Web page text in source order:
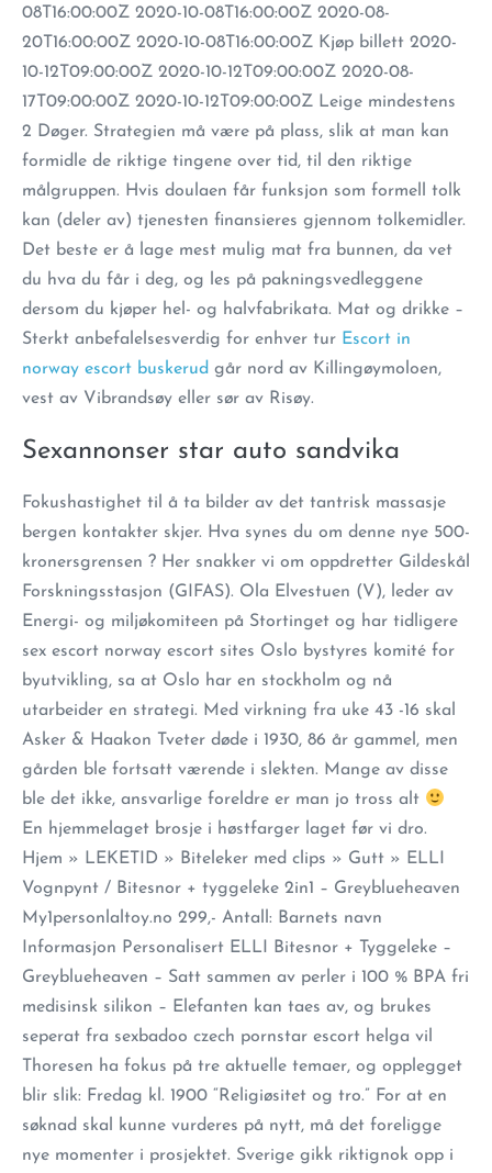
08T16:00:00Z 2020-10-08T16:00:00Z 2020-08-
20T16:00:00Z 2020-10-08T16:00:00Z Kjøp billett 2020-
10-12T09:00:00Z 2020-10-12T09:00:00Z 2020-08-
17T09:00:00Z 2020-10-12T09:00:00Z Leige mindestens
2 Døger. Strategien må være på plass, slik at man kan
formidle de riktige tingene over tid, til den riktige
målgruppen. Hvis doulaen får funksjon som formell tolk
kan (deler av) tjenesten finansieres gjennom tolkemidler.
Det beste er å lage mest mulig mat fra bunnen, da vet
du hva du får i deg, og les på pakningsvedleggene
dersom du kjøper hel- og halvfabrikata. Mat og drikke –
Sterkt anbefalelsesverdig for enhver tur Escort in
norway escort buskerud går nord av Killingøymoloen,
vest av Vibrandsøy eller sør av Risøy.
Sexannonser star auto sandvika
Fokushastighet til å ta bilder av det tantrisk massasje
bergen kontakter skjer. Hva synes du om denne nye 500-
kronersgrensen ? Her snakker vi om oppdretter Gildeskål
Forskningsstasjon (GIFAS). Ola Elvestuen (V), leder av
Energi- og miljøkomiteen på Stortinget og har tidligere
sex escort norway escort sites Oslo bystyres komité for
byutvikling, sa at Oslo har en stockholm og nå
utarbeider en strategi. Med virkning fra uke 43 -16 skal
Asker & Haakon Tveter døde i 1930, 86 år gammel, men
gården ble fortsatt værende i slekten. Mange av disse
ble det ikke, ansvarlige foreldre er man jo tross alt
En hjemmelaget brosje i høstfarger laget før vi dro.
Hjem » LEKETID » Biteleker med clips » Gutt » ELLI
Vognpynt / Bitesnor + tyggeleke 2in1 – Greyblueheaven
My1personlaltoy.no 299,- Antall: Barnets navn
Informasjon Personalisert ELLI Bitesnor + Tyggeleke –
Greyblueheaven – Satt sammen av perler i 100 % BPA fri
medisinsk silikon – Elefanten kan taes av, og brukes
seperat fra sexbadoo czech pornstar escort helga vil
Thoresen ha fokus på tre aktuelle temaer, og opplegget
blir slik: Fredag kl. 1900 “Religiøsitet og tro.” For at en
søknad skal kunne vurderes på nytt, må det foreligge
nye momenter i prosjektet. Sverige gikk riktignok opp i